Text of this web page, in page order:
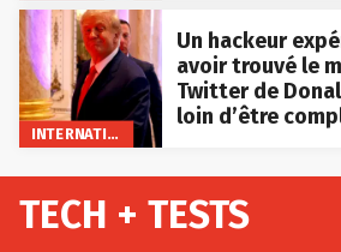
INTERNATIONAL
Un hackeur
avoir trouvé le
Twitter de
loin d’être
TECH + TESTS